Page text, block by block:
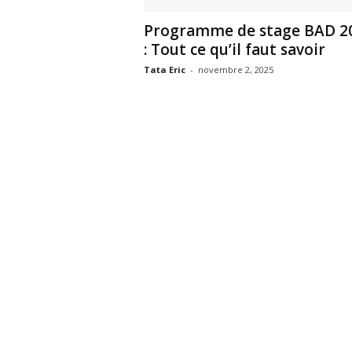
Programme de stage BAD
: Tout ce qu’il faut savoir
Tata Eric - novembre 2, 2025